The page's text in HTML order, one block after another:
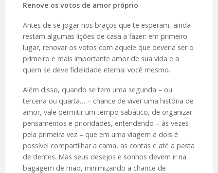
Renove os votos de amor próprio
Antes de se jogar nos braços que te esperam, ainda
restam algumas lições de casa a fazer: em primeiro
lugar, renovar os votos com aquele que deveria ser o
primeiro e mais importante amor de sua vida e a
quem se deve fidelidade eterna: você mesmo.
Além disso, quando se tem uma segunda – ou
terceira ou quarta… – chance de viver uma história de
amor, vale permitir um tempo sabático, de organizar
pensamentos e prioridades, entendendo – às vezes
pela primeira vez – que em uma viagem a dois é
possível compartilhar a cama, as contas e até a pasta
de dentes. Mas seus desejos e sonhos devem ir na
bagagem de mão, minimizando a chance de